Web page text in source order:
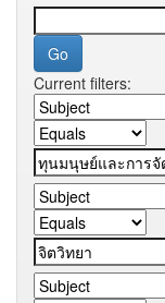
Current filters: